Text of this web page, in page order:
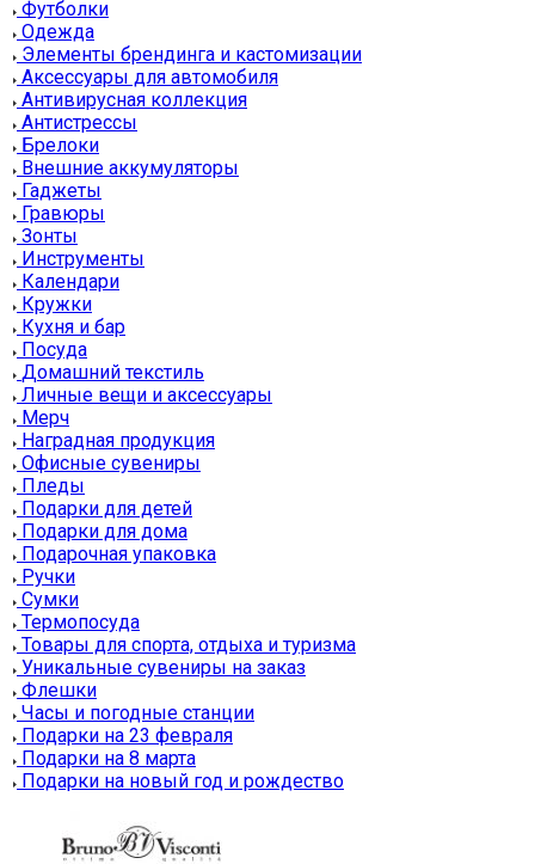
Футболки
Одежда
Элементы брендинга и кастомизации
Аксессуары для автомобиля
Антивирусная коллекция
Антистрессы
Брелоки
Внешние аккумуляторы
Гаджеты
Гравюры
Зонты
Инструменты
Календари
Кружки
Кухня и бар
Посуда
Домашний текстиль
Личные вещи и аксессуары
Мерч
Наградная продукция
Офисные сувениры
Пледы
Подарки для детей
Подарки для дома
Подарочная упаковка
Ручки
Сумки
Термопосуда
Товары для спорта, отдыха и туризма
Уникальные сувениры на заказ
Флешки
Часы и погодные станции
Подарки на 23 февраля
Подарки на 8 марта
Подарки на новый год и рождество